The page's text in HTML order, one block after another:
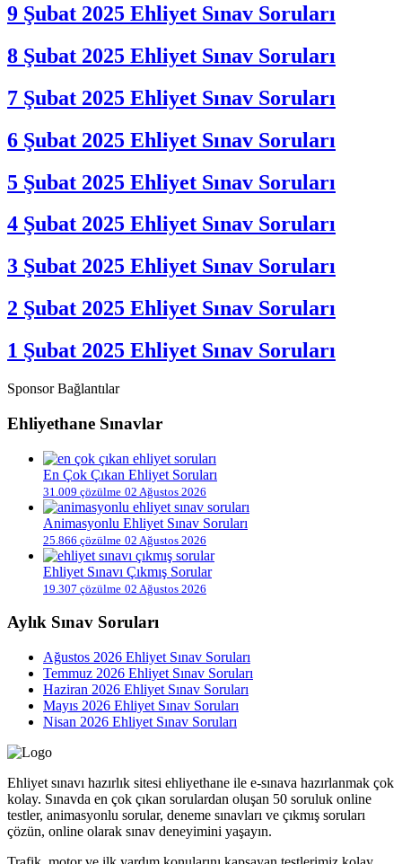
9 Şubat 2025 Ehliyet Sınav Soruları
8 Şubat 2025 Ehliyet Sınav Soruları
7 Şubat 2025 Ehliyet Sınav Soruları
6 Şubat 2025 Ehliyet Sınav Soruları
5 Şubat 2025 Ehliyet Sınav Soruları
4 Şubat 2025 Ehliyet Sınav Soruları
3 Şubat 2025 Ehliyet Sınav Soruları
2 Şubat 2025 Ehliyet Sınav Soruları
1 Şubat 2025 Ehliyet Sınav Soruları
Sponsor Bağlantılar
Ehliyethane Sınavlar
En Çok Çıkan Ehliyet Soruları
31.009 çözülme 02 Ağustos 2026
Animasyonlu Ehliyet Sınav Soruları
25.866 çözülme 02 Ağustos 2026
Ehliyet Sınavı Çıkmış Sorular
19.307 çözülme 02 Ağustos 2026
Aylık Sınav Soruları
Ağustos 2026 Ehliyet Sınav Soruları
Temmuz 2026 Ehliyet Sınav Soruları
Haziran 2026 Ehliyet Sınav Soruları
Mayıs 2026 Ehliyet Sınav Soruları
Nisan 2026 Ehliyet Sınav Soruları
Ehliyet sınavı hazırlık sitesi ehliyethane ile e-sınava hazırlanmak çok
kolay. Sınavda en çok çıkan sorulardan oluşan 50 soruluk online
testler, animasyonlu sorular, deneme sınavları ve çıkmış soruları
çözün, online olarak sınav deneyimini yaşayın.